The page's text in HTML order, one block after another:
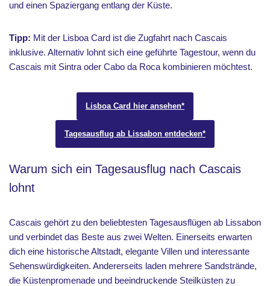
und einen Spaziergang entlang der Küste.
Tipp: Mit der Lisboa Card ist die Zugfahrt nach Cascais
inklusive. Alternativ lohnt sich eine geführte Tagestour, wenn du
Cascais mit Sintra oder Cabo da Roca kombinieren möchtest.
Lisboa Card hier ansehen*
Tagesausflug ab Lissabon entdecken*
Warum sich ein Tagesausflug nach Cascais
lohnt
Cascais gehört zu den beliebtesten Tagesausflügen ab Lissabon
und verbindet das Beste aus zwei Welten. Einerseits erwarten
dich eine historische Altstadt, elegante Villen und interessante
Sehenswürdigkeiten. Andererseits laden mehrere Sandstrände,
die Küstenpromenade und beeindruckende Steilküsten zu